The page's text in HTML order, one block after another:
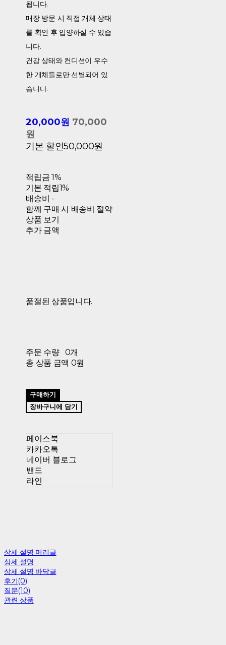
됩니다.
매장 방문 시 직접 개체 상태
를 확인 후 입양하실 수 있습
니다.
건강 상태와 컨디션이 우수
한 개체들로만 선별되어 있
습니다.
20,000원 70,000
원
기본 할인50,000원
적립금 1%
기본 적립1%
배송비 -
함께 구매 시 배송비 절약
상품 보기
추가 금액
품절된 상품입니다.
주문 수량
0개
총 상품 금액 0원
구매하기
장바구니에 담기
페이스북
카카오톡
네이버 블로그
밴드
라인
상세 설명 머리글
상세 설명
상세 설명 바닥글
후기(0)
질문(10)
관련 상품